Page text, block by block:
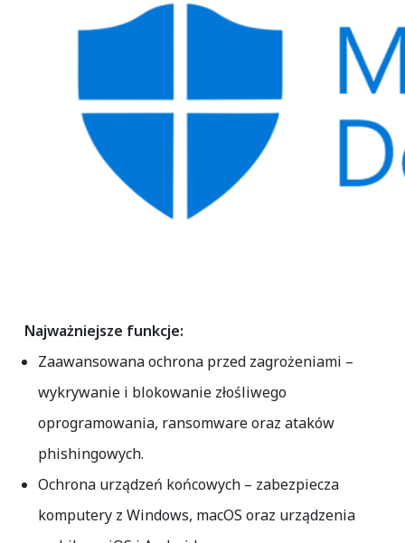
Najważniejsze funkcje:
Zaawansowana ochrona przed zagrożeniami –
wykrywanie i blokowanie złośliwego
oprogramowania, ransomware oraz ataków
phishingowych.
Ochrona urządzeń końcowych– zabezpiecza
komputery z Windows, macOS oraz urządzenia